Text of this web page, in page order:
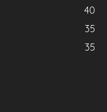
40
35
35